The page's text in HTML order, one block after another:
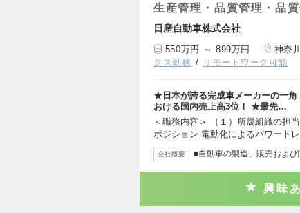
生産管理・品質管理・品
日産自動車株式会社
550万円 ～ 899万円 神奈
クス勤務
リモートワーク可能
★日本が誇る完成車メーカーの一角
おける国内売上高3位！ ★最先…
＜職務内容＞ （１）所属組織の担
ポジション 電動化によるパワート
会社概要 ■自動車の製造、販売および
興味